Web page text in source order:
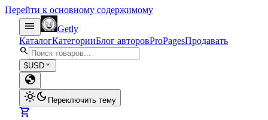
Перейти к основному содержимому
menu
Getly
КаталогКатегорииБлог авторовProPagesПродавать
search
$USD expand_more
globe
light_modedark_mode Переключить тему
shopping_cart